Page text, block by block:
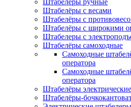
Штабелёры ручные
Штабелёры с весами
Штабелёры с
Штабелёры с широкими
Штабелеры с
Штабелёры самоходные
Самоходные
оператора
Самоходные
оператора
Штабелёры электрические
Штабелёры-